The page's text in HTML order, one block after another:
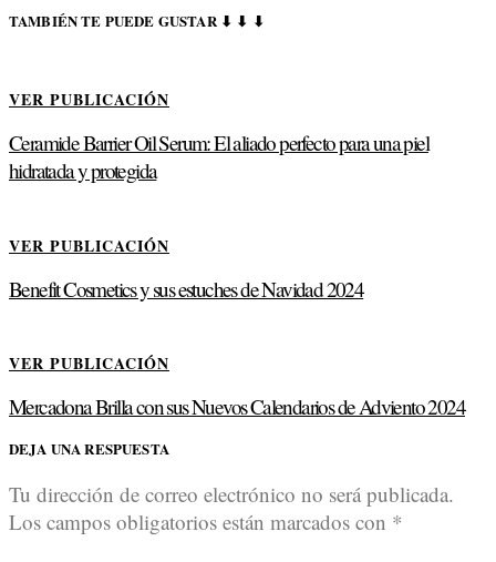
TAMBIÉN TE PUEDE GUSTAR ⬇ ⬇ ⬇
VER PUBLICACIÓN
Ceramide Barrier Oil Serum: El aliado perfecto para una piel
hidratada y protegida
VER PUBLICACIÓN
Benefit Cosmetics y sus estuches de Navidad 2024
VER PUBLICACIÓN
Mercadona Brilla con sus Nuevos Calendarios de Adviento 2024
DEJA UNA RESPUESTA
Tu dirección de correo electrónico no será publicada.
Los campos obligatorios están marcados con *